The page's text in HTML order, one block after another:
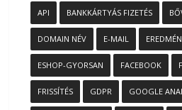
API BANKKÁRTYÁS FIZETÉS
DOMAIN NÉV E-MAIL
ESHOP-GYORSAN FACEBOOK
FRISSÍTÉS GDPR GOOGLE